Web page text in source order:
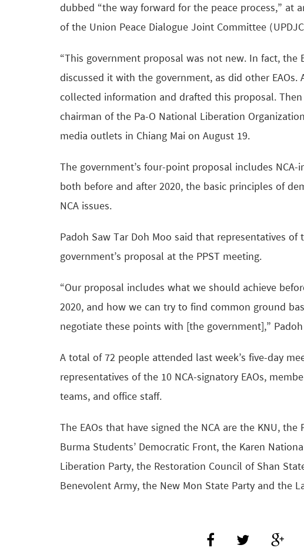
dubbed “the way forward for the peace process,” at
of the Union Peace Dialogue Joint Committee
“This government proposal was not new. In fact, the
discussed it with the government, as did other
collected information and drafted this proposal.
chairman of the Pa-O National Liberation
media outlets in Chiang Mai on August 19.
The government’s four-point proposal includes
both before and after 2020, the basic principles of
NCA issues.
Padoh Saw Tar Doh Moo said that representatives of
government’s proposal at the PPST meeting.
“Our proposal includes what we should achieve
2020, and how we can try to find common ground
negotiate these points with [the government],”
A total of 72 people attended last week’s five-day
representatives of the 10 NCA-signatory EAOs,
teams, and office staff.
The EAOs that have signed the NCA are the KNU,
Burma Students’ Democratic Front, the Karen
Liberation Party, the Restoration Council of Shan
Benevolent Army, the New Mon State Party and the